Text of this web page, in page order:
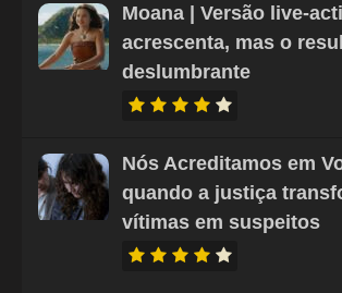
Moana | Versão live-
acrescenta, mas o
deslumbrante
Nós Acreditamos em
quando a justiça
vítimas em suspeitos